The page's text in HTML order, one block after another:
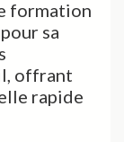
formation
sa
offrant
rapide